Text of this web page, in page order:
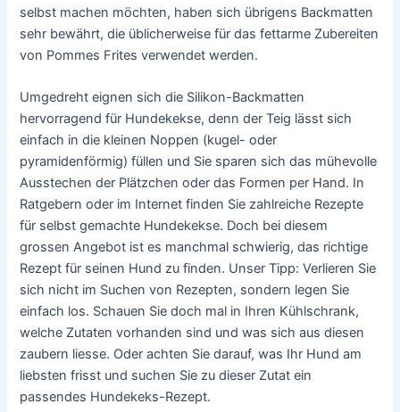
selbst machen möchten, haben sich übrigens Backmatten
sehr bewährt, die üblicherweise für das fettarme Zubereiten
von Pommes Frites verwendet werden.
Umgedreht eignen sich die Silikon-Backmatten
hervorragend für Hundekekse, denn der Teig lässt sich
einfach in die kleinen Noppen (kugel- oder
pyramidenförmig) füllen und Sie sparen sich das mühevolle
Ausstechen der Plätzchen oder das Formen per Hand. In
Ratgebern oder im Internet finden Sie zahlreiche Rezepte
für selbst gemachte Hundekekse. Doch bei diesem
grossen Angebot ist es manchmal schwierig, das richtige
Rezept für seinen Hund zu finden. Unser Tipp: Verlieren Sie
sich nicht im Suchen von Rezepten, sondern legen Sie
einfach los. Schauen Sie doch mal in Ihren Kühlschrank,
welche Zutaten vorhanden sind und was sich aus diesen
zaubern liesse. Oder achten Sie darauf, was Ihr Hund am
liebsten frisst und suchen Sie zu dieser Zutat ein
passendes Hundekeks-Rezept.